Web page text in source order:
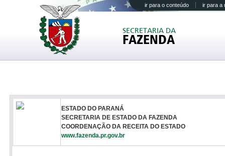
ir para o conteúdo ir para a
SECRETARIA DA
FAZENDA
ESTADO DO PARANÁ
SECRETARIA DE ESTADO DA FAZENDA
COORDENAÇÃO DA RECEITA DO ESTADO
www.fazenda.pr.gov.br